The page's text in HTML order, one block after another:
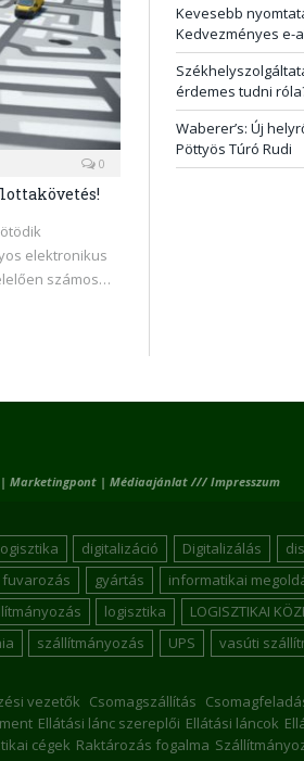
0
elektronikus
számos…
Kevesebb
Kedvezményes e-
érdemes tudni
Waberer’s: Új
Pöttyös Túró Rudi
| Marketingpont | Médiaajánlat /// Impresszum
digitalizáció Digitalizálás
fuvarozás gyártás informatikai
logisztika LOGISZTIKAI
szállítmányozás UPS vasúti
vezetők Csomagszállítás
Ellátási lánc szereplői Ellátási láncok
cégek Raktározás fogalma